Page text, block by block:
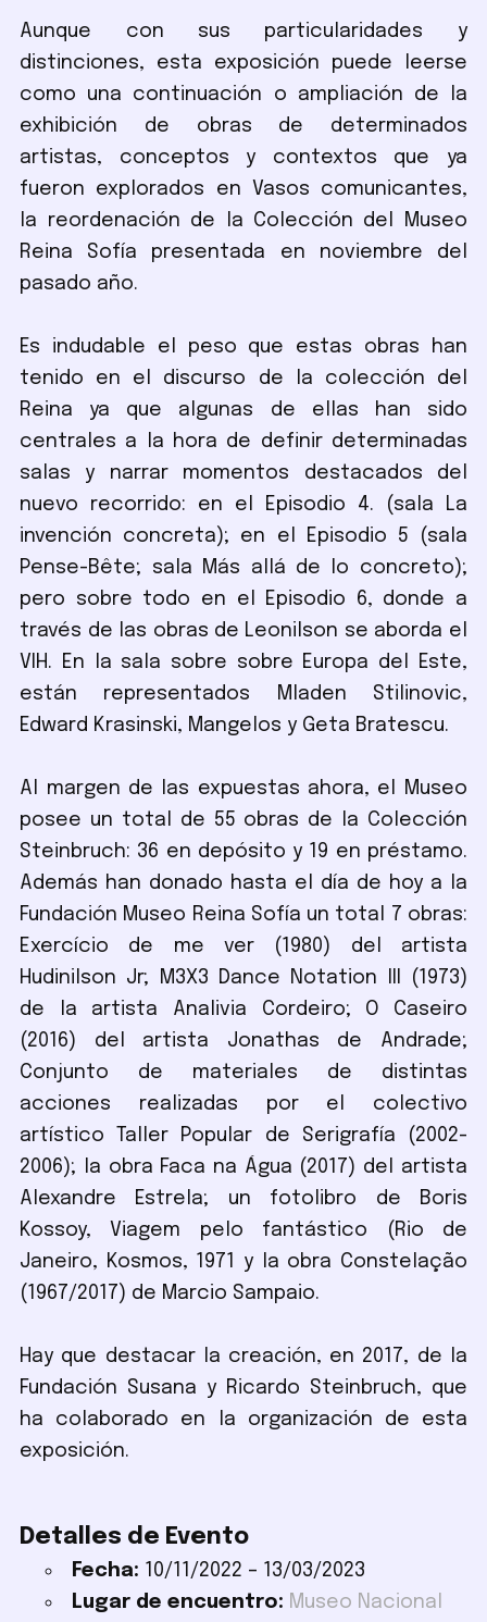
Aunque con sus particularidades y
distinciones, esta exposición puede leerse
como una continuación o ampliación de la
exhibición de obras de determinados
artistas, conceptos y contextos que ya
fueron explorados en Vasos comunicantes,
la reordenación de la Colección del Museo
Reina Sofía presentada en noviembre del
pasado año.
Es indudable el peso que estas obras han
tenido en el discurso de la colección del
Reina ya que algunas de ellas han sido
centrales a la hora de definir determinadas
salas y narrar momentos destacados del
nuevo recorrido: en el Episodio 4. (sala La
invención concreta); en el Episodio 5 (sala
Pense-Bête; sala Más allá de lo concreto);
pero sobre todo en el Episodio 6, donde a
través de las obras de Leonilson se aborda el
VIH. En la sala sobre sobre Europa del Este,
están representados Mladen Stilinovic,
Edward Krasinski, Mangelos y Geta Bratescu.
Al margen de las expuestas ahora, el Museo
posee un total de 55 obras de la Colección
Steinbruch: 36 en depósito y 19 en préstamo.
Además han donado hasta el día de hoy a la
Fundación Museo Reina Sofía un total 7 obras:
Exercício de me ver (1980) del artista
Hudinilson Jr; M3X3 Dance Notation III (1973)
de la artista Analivia Cordeiro; O Caseiro
(2016) del artista Jonathas de Andrade;
Conjunto de materiales de distintas
acciones realizadas por el colectivo
artístico Taller Popular de Serigrafía (2002-
2006); la obra Faca na Água (2017) del artista
Alexandre Estrela; un fotolibro de Boris
Kossoy, Viagem pelo fantástico (Rio de
Janeiro, Kosmos, 1971 y la obra Constelação
(1967/2017) de Marcio Sampaio.
Hay que destacar la creación, en 2017, de la
Fundación Susana y Ricardo Steinbruch, que
ha colaborado en la organización de esta
exposición.
Detalles de Evento
Fecha: 10/11/2022 – 13/03/2023
Lugar de encuentro: Museo Nacional